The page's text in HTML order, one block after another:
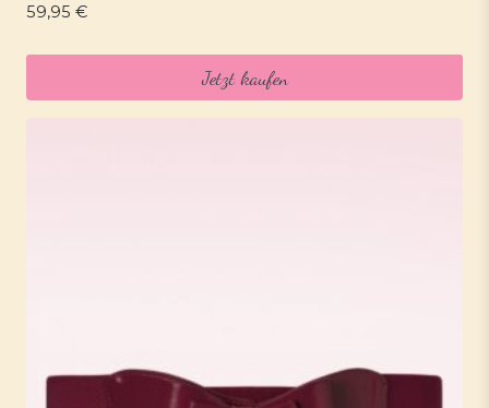
59,95 €
Jetzt kaufen